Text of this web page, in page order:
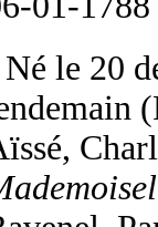
le 20